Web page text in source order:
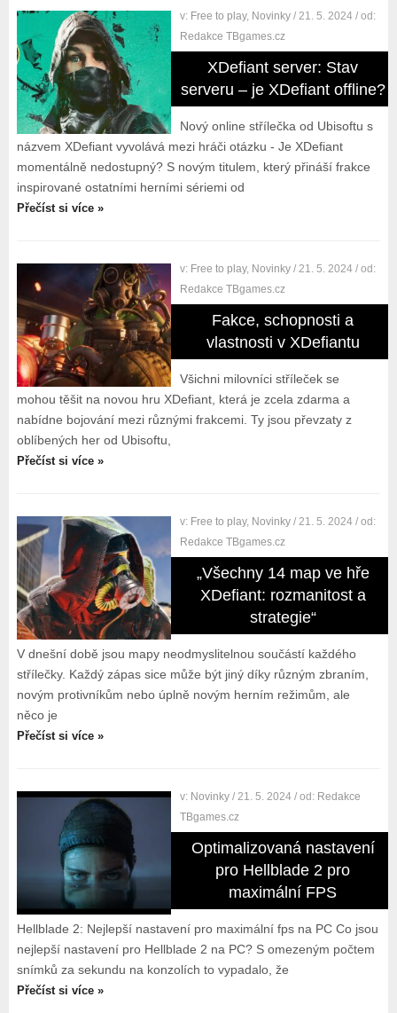
v: Free to play, Novinky / 21. 5. 2024 / od:
Redakce TBgames.cz
XDefiant server: Stav
serveru – je XDefiant offline?
Nový online střílečka od Ubisoftu s
názvem XDefiant vyvolává mezi hráči otázku - Je XDefiant
momentálně nedostupný? S novým titulem, který přináší frakce
inspirované ostatními herními sériemi od
Přečíst si více »
v: Free to play, Novinky / 21. 5. 2024 / od:
Redakce TBgames.cz
Fakce, schopnosti a
vlastnosti v XDefiantu
Všichni milovníci stříleček se
mohou těšit na novou hru XDefiant, která je zcela zdarma a
nabídne bojování mezi různými frakcemi. Ty jsou převzaty z
oblíbených her od Ubisoftu,
Přečíst si více »
v: Free to play, Novinky / 21. 5. 2024 / od:
Redakce TBgames.cz
„Všechny 14 map ve hře
XDefiant: rozmanitost a
strategie“
V dnešní době jsou mapy neodmyslitelnou součástí každého
střílečky. Každý zápas sice může být jiný díky různým zbraním,
novým protivníkům nebo úplně novým herním režimům, ale
něco je
Přečíst si více »
v: Novinky / 21. 5. 2024 / od: Redakce
TBgames.cz
Optimalizovaná nastavení
pro Hellblade 2 pro
maximální FPS
Hellblade 2: Nejlepší nastavení pro maximální fps na PC Co jsou
nejlepší nastavení pro Hellblade 2 na PC? S omezeným počtem
snímků za sekundu na konzolích to vypadalo, že
Přečíst si více »